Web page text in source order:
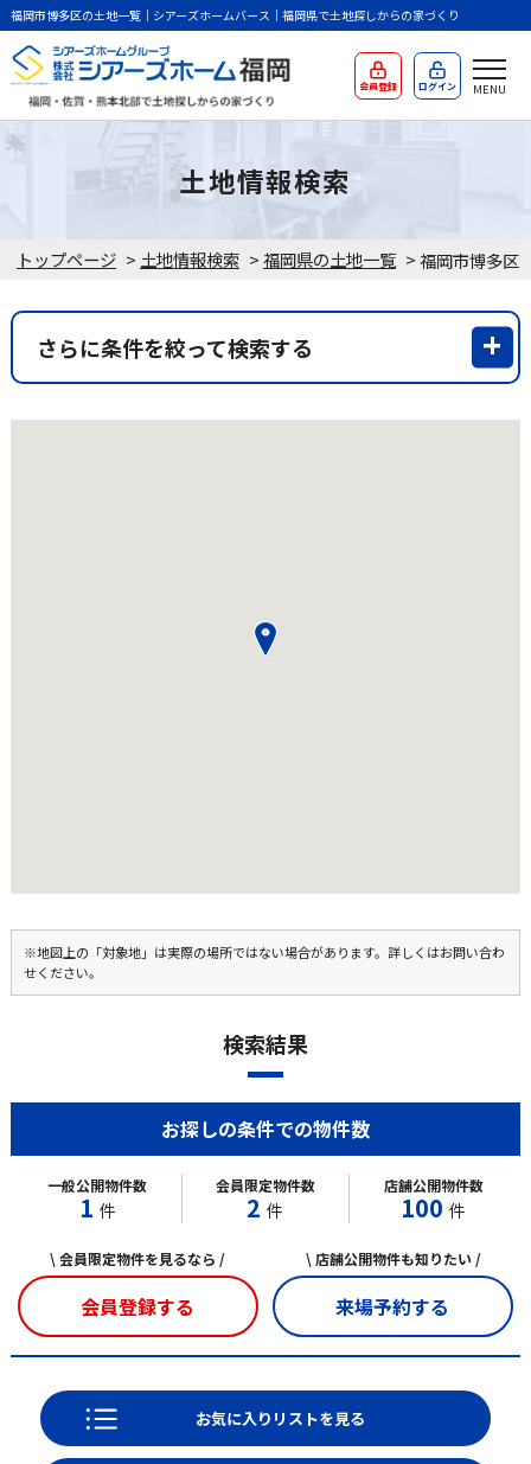
福岡市博多区の土地一覧｜シアーズホームバース｜福岡県で土地探しからの家づくり
会員登録 ログイン
トップページ > 土地情報検索 >福岡県の土地一覧 >
土地情報検索
さらに条件を絞って検索する
※地図上の「対象地」は実際の場所ではない場合があります。詳しくはお問い合わ
せください。
検索結果
お探しの条件での物件数
一般公開物件数
1 件
会員限定物件数
2 件
店舗公開物件数
100 件
\ 会員限定物件を見るなら /
会員登録する
\ 店舗公開物件も知りたい /
来場予約する
お気に入りリストを見る